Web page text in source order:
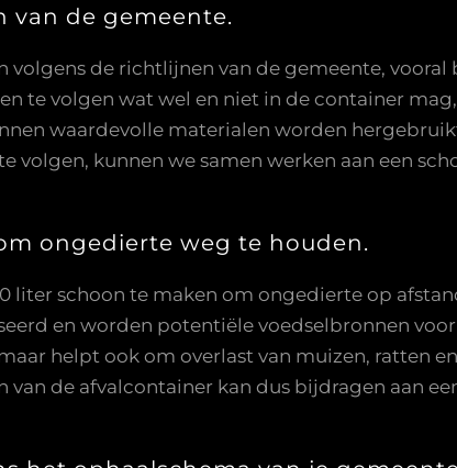
van de gemeente.
volgens de richtlijnen van de gemeente, vooral
te volgen wat wel en niet in de container
waardevolle materialen worden
kunnen we samen werken aan een
ongedierte weg te houden.
schoon te maken om ongedierte op
en worden potentiële voedselbronnen
helpt ook om overlast van muizen, ratten
de afvalcontainer kan dus bijdragen aan